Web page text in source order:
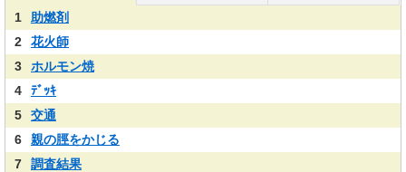
1
助燃剤
2
花火師
3
ホルモン焼
4
ﾃﾞｯｷ
5
交通
6
親の脛をかじる
7
調査結果